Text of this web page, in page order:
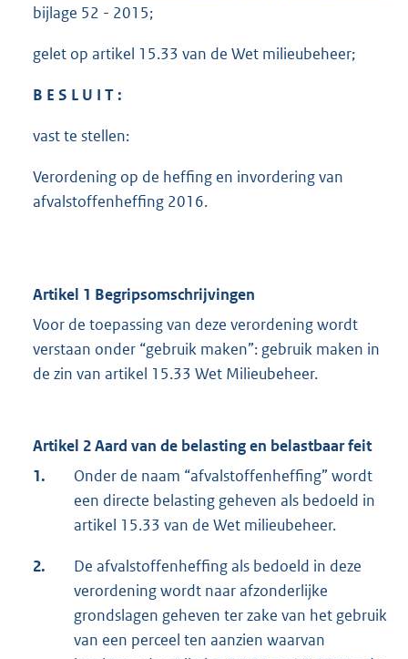
bijlage 52 - 2015;
gelet op artikel 15.33 van de Wet milieubeheer;
B E S L U I T :
vast te stellen:
Verordening op de heffing en invordering van
afvalstoffenheffing 2016.
Artikel 1 Begripsomschrijvingen
Voor de toepassing van deze verordening wordt
verstaan onder “gebruik maken”: gebruik maken in
de zin van artikel 15.33 Wet Milieubeheer.
Artikel 2 Aard van de belasting en belastbaar feit
1.
Onder de naam “afvalstoffenheffing” wordt
een directe belasting geheven als bedoeld in
artikel 15.33 van de Wet milieubeheer.
2.
De afvalstoffenheffing als bedoeld in deze
verordening wordt naar afzonderlijke
grondslagen geheven ter zake van het gebruik
van een perceel ten aanzien waarvan